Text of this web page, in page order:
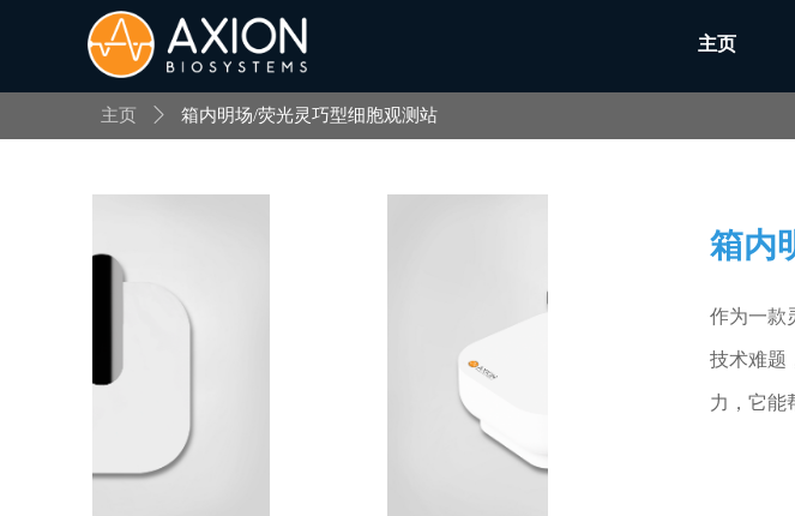
主页
主页 ꄲ 箱内明场/荧光灵巧型细胞观测站
作为一款
技术难题
力，它能
箱内